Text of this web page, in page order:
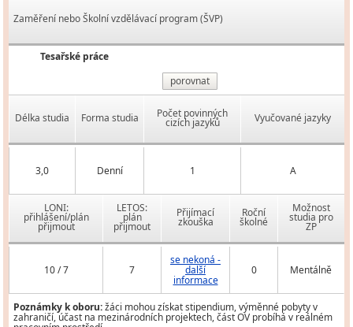
Zaměření nebo Školní vzdělávací program (ŠVP)
Tesařské práce
porovnat
Délka studia Forma studia Počet povinných
cizích jazyků Vyučované jazyky
3,0 Denní 1 A
LONI:
přihlášení/plán
přijmout
LETOS:
plán
přijmout
Přijímací
zkouška
Roční
školné
Možnost
studia pro
ZP
10 / 7 7
se nekoná -
další
informace
0 Mentálně
Poznámky k oboru:žáci mohou získat stipendium, výměnné pobyty v
zahraničí, účast na mezinárodních projektech, část OV probíhá v reálném